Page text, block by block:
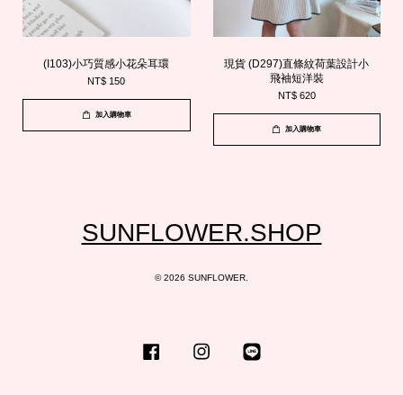
(I103)小巧質感小花朵耳環
NT$ 150
加入購物車
現貨 (D297)直條紋荷葉設計小
飛袖短洋裝
NT$ 620
加入購物車
SUNFLOWER.SHOP
© 2026 SUNFLOWER.
Facebook Instagram